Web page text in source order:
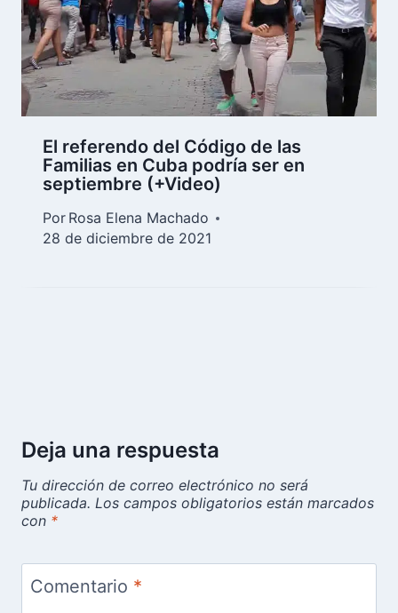
El referendo del Código de las
Familias en Cuba podría ser en
septiembre (+Video)
Por Rosa Elena Machado
28 de diciembre de 2021
Deja una respuesta
Tu dirección de correo electrónico no será
publicada. Los campos obligatorios están marcados
con *
Comentario *